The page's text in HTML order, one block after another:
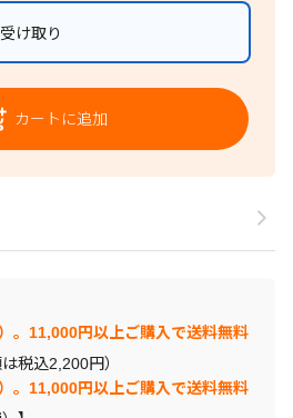
け取り
カートに追加
。11,000円以上ご購入で送料無料
税込2,200円）
。11,000円以上ご購入で送料無料